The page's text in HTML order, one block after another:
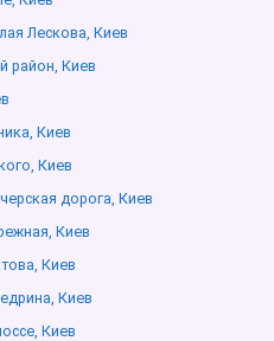
Лескова, Киев
район, Киев
Киев
Киев
дорога, Киев
Киев
Киев
Киев
Киев